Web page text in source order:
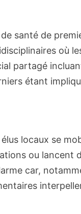
santé de
où
partagé
étant
locaux se
ou lancent
car,